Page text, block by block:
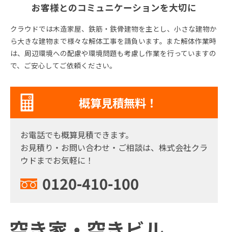
お客様とのコミュニケーションを大切に
クラウドでは木造家屋、鉄筋・鉄骨建物を主とし、小さな建物か
ら大きな建物まで様々な解体工事を請負います。 また解体作業時
は、周辺環境への配慮や環境問題も考慮し作業を行っていますの
で、ご安心してご依頼ください。
概算見積無料！
お電話でも概算見積できます。
お見積り・お問い合わせ・ご相談は、株式会社クラ
ウドまでお気軽に！
0120-410-100